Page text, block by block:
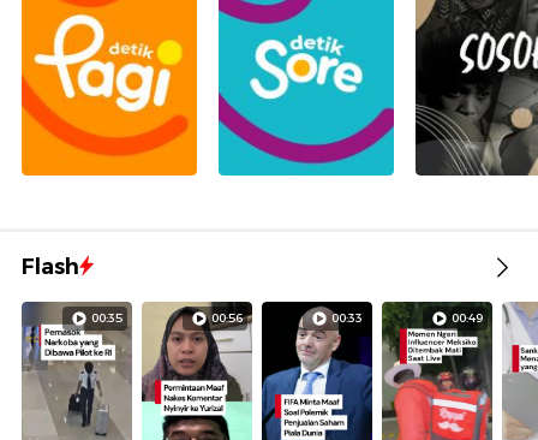
Flash
00:35 00:56 00:33 00:49